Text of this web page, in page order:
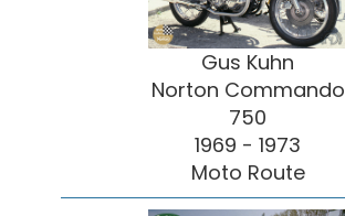
Gus Kuhn
Norton Commando
750
1969 - 1973
Moto Route